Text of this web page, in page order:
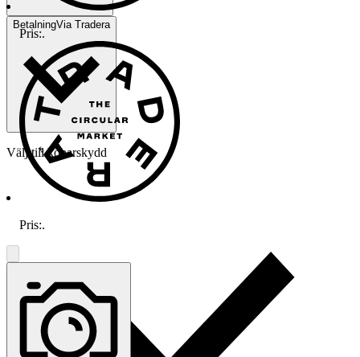
BetalningVia Tradera
Välj till köparskydd
Pris:.
Pris:.